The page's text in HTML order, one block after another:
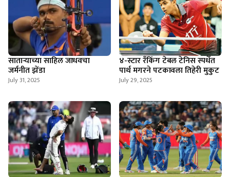
साताऱ्याच्या साहिल जाधवचा
जर्मनीत झेंडा
July 31, 2025
४-स्टार रँकिंग टेबल टेनिस स्पर्धेत
पार्थ मगरने पटकावला तिहेरी मुकुट
July 29, 2025